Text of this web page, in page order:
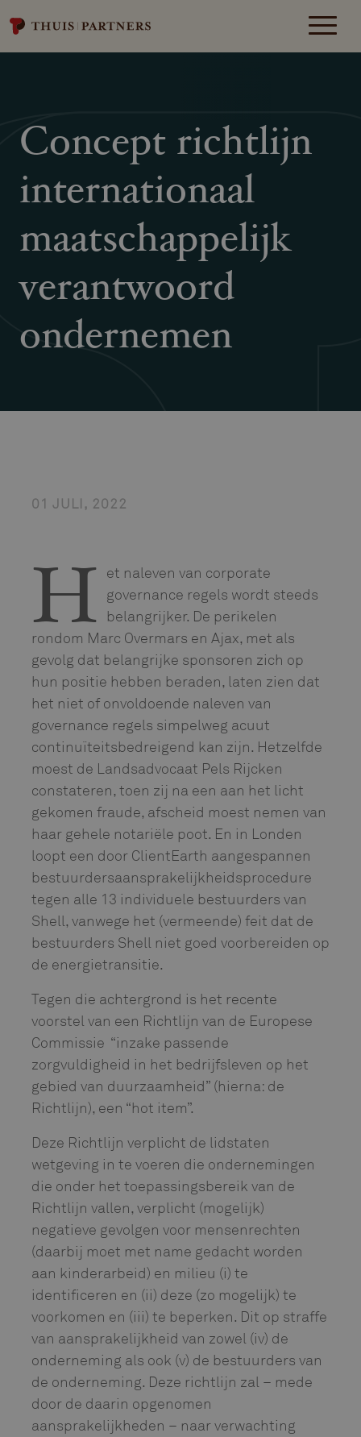
Concept richtlijn
internationaal
maatschappelijk
verantwoord
ondernemen
01 JULI, 2022
H et naleven van corporate
governance regels wordt steeds
belangrijker. De perikelen
rondom Marc Overmars en Ajax, met als
gevolg dat belangrijke sponsoren zich op
hun positie hebben beraden, laten zien dat
het niet of onvoldoende naleven van
governance regels simpelweg acuut
continuïteitsbedreigend kan zijn. Hetzelfde
moest de Landsadvocaat Pels Rijcken
constateren, toen zij na een aan het licht
gekomen fraude, afscheid moest nemen van
haar gehele notariële poot. En in Londen
loopt een door ClientEarth aangespannen
bestuurdersaansprakelijkheidsprocedure
tegen alle 13 individuele bestuurders van
Shell, vanwege het (vermeende) feit dat de
bestuurders Shell niet goed voorbereiden op
de energietransitie.
Tegen die achtergrond is het recente
voorstel van een Richtlijn van de Europese
Commissie “inzake passende
zorgvuldigheid in het bedrijfsleven op het
gebied van duurzaamheid” (hierna: de
Richtlijn), een “hot item”.
Deze Richtlijn verplicht de lidstaten
wetgeving in te voeren die ondernemingen
die onder het toepassingsbereik van de
Richtlijn vallen, verplicht (mogelijk)
negatieve gevolgen voor mensenrechten
(daarbij moet met name gedacht worden
aan kinderarbeid) en milieu (i) te
identificeren en (ii) deze (zo mogelijk) te
voorkomen en (iii) te beperken. Dit op straffe
van aansprakelijkheid van zowel (iv) de
onderneming als ook (v) de bestuurders van
de onderneming. Deze richtlijn zal – mede
door de daarin opgenomen
aansprakelijkheden – naar verwachting